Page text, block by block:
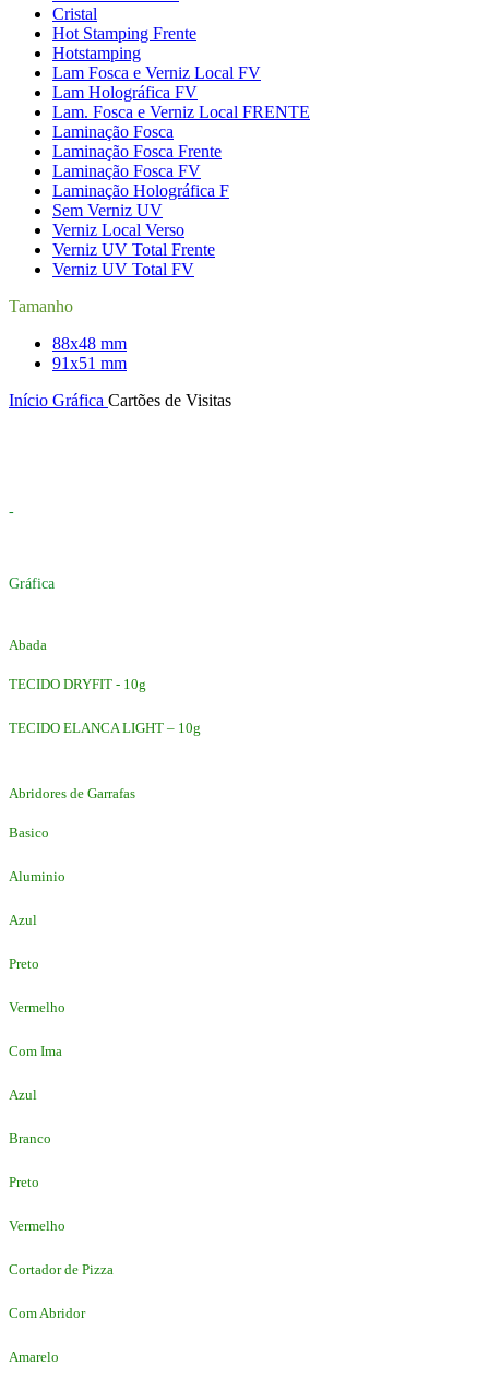
Cristal
Hot Stamping Frente
Hotstamping
Lam Fosca e Verniz Local FV
Lam Holográfica FV
Lam. Fosca e Verniz Local FRENTE
Laminação Fosca
Laminação Fosca Frente
Laminação Fosca FV
Laminação Holográfica F
Sem Verniz UV
Verniz Local Verso
Verniz UV Total Frente
Verniz UV Total FV
Tamanho
88x48 mm
91x51 mm
Início Gráfica Cartões de Visitas
-
Gráfica
Abada
TECIDO DRYFIT - 10g
TECIDO ELANCA LIGHT – 10g
Abridores de Garrafas
Basico
Aluminio
Azul
Preto
Vermelho
Com Ima
Azul
Branco
Preto
Vermelho
Cortador de Pizza
Com Abridor
Amarelo